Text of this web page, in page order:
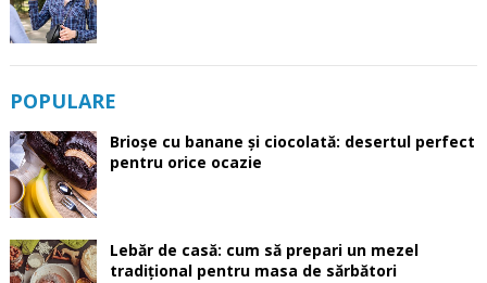
POPULARE
Brioșe cu banane și ciocolată: desertul perfect
pentru orice ocazie
Lebăr de casă: cum să prepari un mezel
tradițional pentru masa de sărbători